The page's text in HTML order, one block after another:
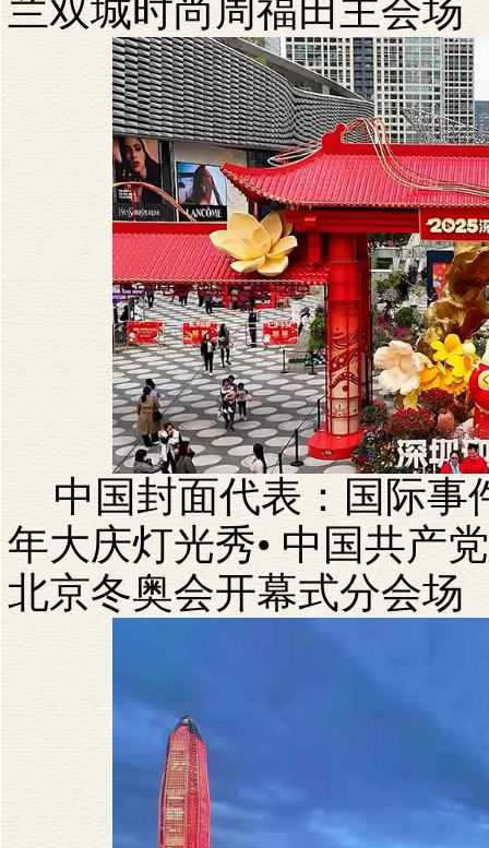
兰双城时尚周福田主会场
中国封面代表：国际事
年大庆灯光秀• 中国共产
北京冬奥会开幕式分会场